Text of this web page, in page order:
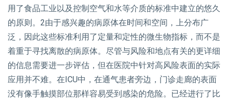
用了食品工业以及控制空气和水等介质的标准中建立的悠久
的原则。2由于感兴趣的病原体在时间和空间，上分布广
泛，因此这些标准利用了定量和定性的微生物指标，而不是
着重于寻找离散的病原体。尽管与风险和地点有关的更详细
的信息需要进一步评估，但在医院中针对高风险表面的实际
应用并不难。在ICU中，在通气患者旁边，门诊走廊的表面
没有像手触摸部位那样容易受到感染的危险。已经进行了比